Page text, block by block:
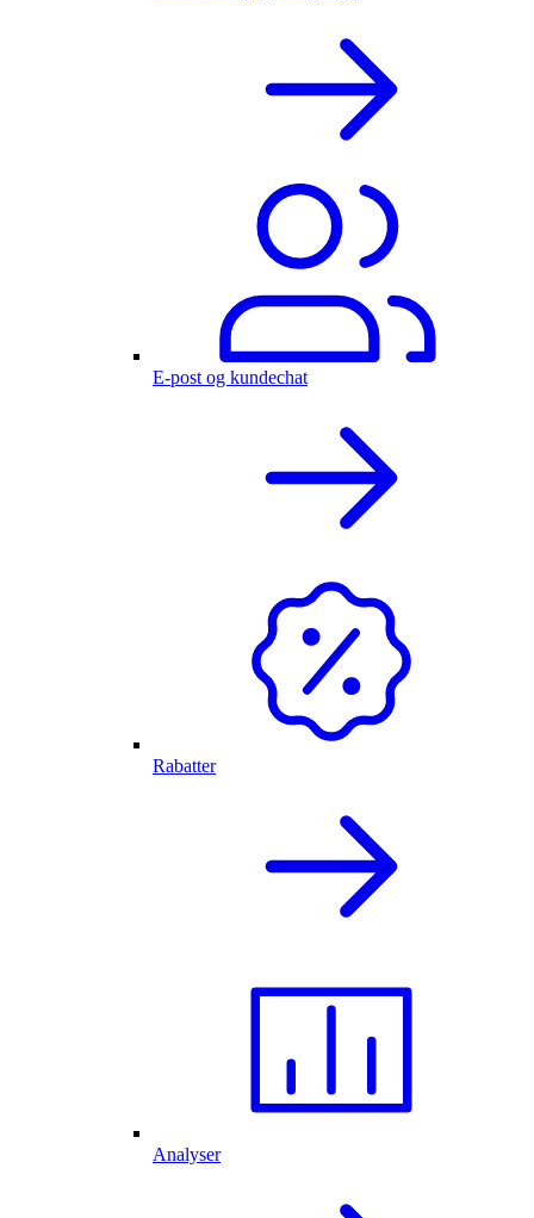
E-post og kundechat
Rabatter
Analyser